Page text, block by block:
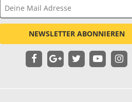
NEWSLETTER ABONNIEREN